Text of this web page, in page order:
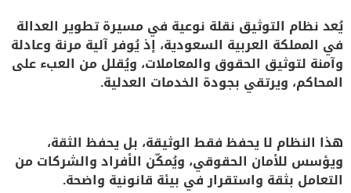
يُعد نظام التوثيق نقلة نوعية في مسيرة تطوير العدالة
في المملكة العربية السعودية، إذ يُوفر آلية مرنة وعادلة
وآمنة لتوثيق الحقوق والمعاملات، ويُقلل من العبء على
المحاكم، ويرتقي بجودة الخدمات العدلية.
هذا النظام لا يحفظ فقط الوثيقة، بل يحفظ الثقة،
ويؤسس للأمان الحقوقي، ويُمكّن الأفراد والشركات من
التعامل بثقة واستقرار في بيئة قانونية واضحة.